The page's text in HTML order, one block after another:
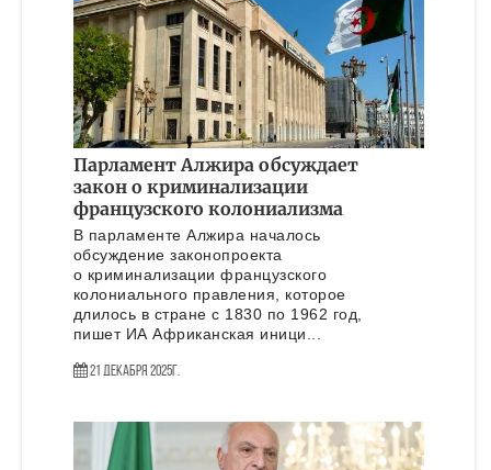
Парламент Алжира обсуждает
закон о криминализации
французского колониализма
В парламенте Алжира началось
обсуждение законопроекта
о криминализации французского
колониального правления, которое
длилось в стране с 1830 по 1962 год,
пишет ИА Африканская иници...
21 Декабря 2025г.